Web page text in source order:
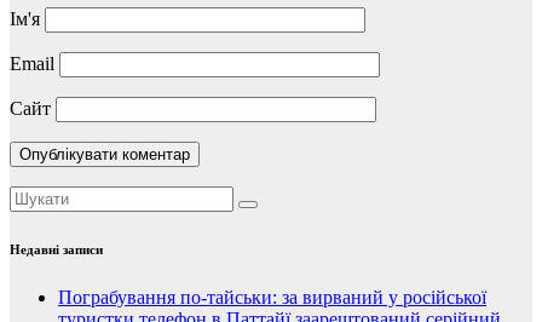
Ім'я
Email
Сайт
Недавні записи
Пограбування по-тайськи: за вирваний у російської